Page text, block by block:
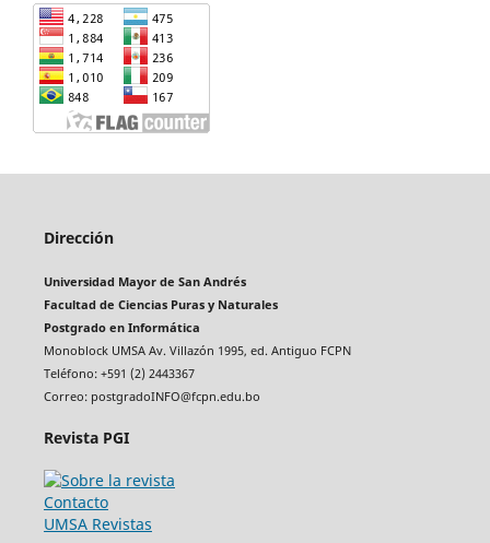
Dirección
Universidad Mayor de San Andrés
Facultad de Ciencias Puras y Naturales
Postgrado en Informática
Monoblock UMSA Av. Villazón 1995, ed. Antiguo FCPN
Teléfono: +591 (2) 2443367
Correo: postgradoINFO@fcpn.edu.bo
Revista PGI
Contacto
UMSA Revistas